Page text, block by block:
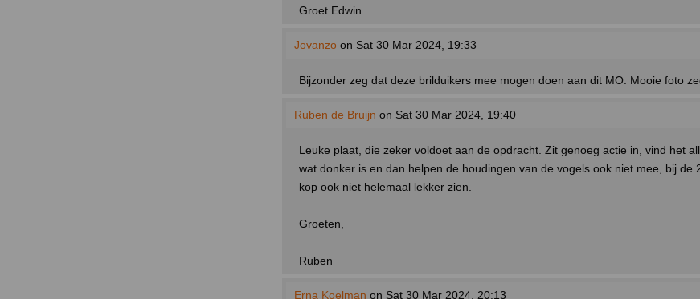
Groet Edwin
Jovanzo on Sat 30 Mar 2024, 19:33
Bijzonder zeg dat deze brilduikers mee mogen doen aan dit MO. Mooie foto
Ruben de Bruijn on Sat 30 Mar 2024, 19:40
Leuke plaat, die zeker voldoet aan de opdracht. Zit genoeg actie in, vind het
wat donker is en dan helpen de houdingen van de vogels ook niet mee, bij de
kop ook niet helemaal lekker zien.
Groeten,
Ruben
Erna Koelman on Sat 30 Mar 2024, 20:13